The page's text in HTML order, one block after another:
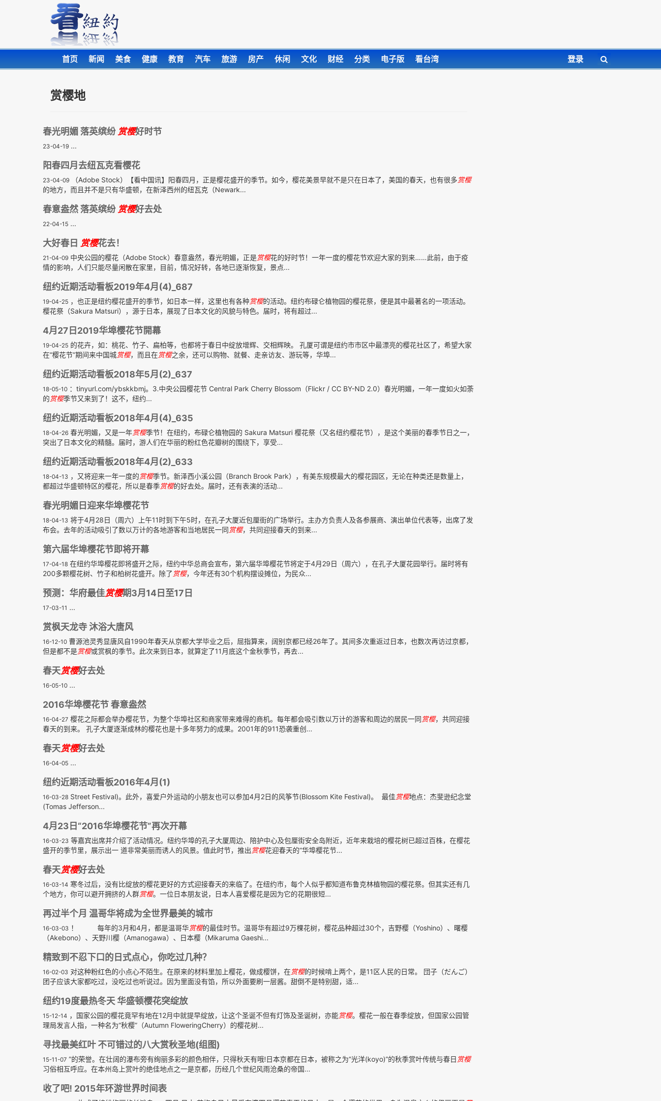
首页 新闻 美食 健康 教育 汽车 旅游 房产 休闲 文化 财经 分类 电子版 看台湾 登录
赏樱地
春光明媚 落英缤纷 赏樱好时节
23-04-19 ...
阳春四月去纽瓦克看樱花
23-04-09 （Adobe Stock）【看中国讯】阳春四月，正是樱花盛开的季节。如今，樱花美景早就不是只在日本了，美国的春天，也有很多 赏樱
的地方，而且并不是只有华盛顿，在新泽西州的纽瓦克（Newark...
春意盎然 落英缤纷 赏樱好去处
22-04-15 ...
大好春日 赏樱花去！
21-04-09 中央公园的樱花（Adobe Stock）春意盎然，春光明媚，正是赏樱花的好时节！一年一度的樱花节欢迎大家的到来……此前，由于疫
情的影响，人们只能尽量闲散在家里，目前，情况好转，各地已逐渐恢复，景点...
纽约近期活动看板2019年4月(4)_687
19-04-25 ，也正是纽约樱花盛开的季节，如日本一样，这里也有各种赏樱的活动。纽约布碌仑植物园的樱花祭，便是其中最著名的一项活动。
樱花祭（Sakura Matsuri），源于日本，展现了日本文化的风貌与特色。届时，将有超过...
4月27日2019华埠樱花节開幕
19-04-25 的花卉，如：桃花、竹子、扁柏等，也都将于春日中绽放增辉、交相辉映。 孔厦可谓是纽约市市区中最漂亮的樱花社区了，希望大家
在“樱花节”期间来中国城赏樱，而且在赏樱之余，还可以购物、就餐、走亲访友、游玩等，华埠...
纽约近期活动看板2018年5月(2)_637
18-05-10 ：tinyurl.com/ybskkbmj。3.中央公园樱花节 Central Park Cherry Blossom（Flickr / CC BY-ND 2.0）春光明媚，一年一度如火如荼
的 赏樱季节又来到了！这不，纽约...
纽约近期活动看板2018年4月(4)_635
18-04-26 春光明媚，又是一年赏樱季节！在纽约，布碌仑植物园的 Sakura Matsuri 樱花祭（又名纽约樱花节），是这个美丽的春季节日之一，
突出了日本文化的精髓。届时，游人们在华丽的粉红色花瓣树的围绕下，享受...
纽约近期活动看板2018年4月(2)_633
18-04-13 ，又将迎来一年一度的 赏樱季节。新泽西小溪公园（Branch Brook Park），有美东规模最大的樱花园区，无论在种类还是数量上，
都超过华盛顿特区的樱花，所以是春季赏樱的好去处。届时，还有表演的活动...
春光明媚日迎来华埠樱花节
18-04-13 将于4月28日（周六）上午11时到下午5时，在孔子大厦近包厘街的广场举行。主办方负责人及各参展商、演出单位代表等，出席了发
布会。去年的活动吸引了数以万计的各地游客和当地居民一同 赏樱，共同迎接春天的到来...
第六届华埠樱花节即将开幕
17-04-18 在纽约华埠樱花即将盛开之际，纽约中华总商会宣布，第六届华埠樱花节将定于4月29日（周六），在孔子大厦花园举行。届时将有
200多颗樱花树、竹子和柏树花盛开。除了 赏樱，今年还有30个机构摆设摊位，为民众...
预测：华府最佳赏樱期3月14日至17日
17-03-11 ...
赏枫天龙寺 沐浴大唐风
16-12-10 曹源池灵秀显唐风自1990年春天从京都大学毕业之后，屈指算来，阔别京都已经26年了。其间多次重返过日本，也数次再访过京都，
但是都不是赏樱或赏枫的季节。此次来到日本，就算定了11月底这个金秋季节，再去...
春天赏樱好去处
16-05-10 ...
2016华埠樱花节 春意盎然
16-04-27 樱花之际都会举办樱花节，为整个华埠社区和商家带来难得的商机。每年都会吸引数以万计的游客和周边的居民一同 赏樱，共同迎接
春天的到来。 孔子大厦逐渐成林的樱花也是十多年努力的成果。2001年的911恐袭重创...
春天赏樱好去处
16-04-05 ...
纽约近期活动看板2016年4月(1)
16-03-28 Street Festival)。此外，喜爱户外运动的小朋友也可以参加4月2日的风筝节(Blossom Kite Festival)。 最佳赏樱地点：杰斐逊纪念堂
(Tomas Jefferson...
4月23日“2016华埠樱花节”再次开幕
16-03-23 等嘉宾出席并介绍了活动情况。纽约华埠的孔子大厦周边、陪护中心及包厘街安全岛附近，近年来栽培的樱花树已超过百株，在樱花
盛开的季节里，展示出一 道非常美丽而诱人的风景。值此时节，推出 赏樱花迎春天的“华埠樱花节...
春天赏樱好去处
16-03-14 寒冬过后，没有比绽放的樱花更好的方式迎接春天的来临了。在纽约市，每个人似乎都知道布鲁克林植物园的樱花祭。但其实还有几
个地方，你可以避开拥挤的人群赏樱。一位日本朋友说，日本人喜爱樱花是因为它的花期很短...
再过半个月 温哥华将成为全世界最美的城市
16-03-03 ！ 每年的3月和4月，都是温哥华赏樱的最佳时节。温哥华有超过9万棵花树，樱花品种超过30个，吉野樱（Yoshino）、曙樱
（Akebono）、天野川樱（Amanogawa）、日本樱（Mikaruma Gaeshi...
精致到不忍下口的日式点心，你吃过几种？
16-02-03 对这种粉红色的小点心不陌生。在原来的材料里加上樱花，做成樱饼，在赏樱的时候啃上两个，是11区人民的日常。 団子（だんご）
团子应该大家都吃过，没吃过也听说过。因为里面没有馅，所以外面要刷一层酱。甜倒不是特别甜，适...
纽约19度最热冬天 华盛顿樱花突绽放
15-12-14 ，国家公园的樱花竟罕有地在12月中就提早绽放，让这个圣诞不但有灯饰及圣诞树，亦能赏樱。樱花一般在春季绽放，但国家公园管
理局发言人指，一种名为“秋樱”（Autumn FloweringCherry）的樱花树...
寻找最美红叶 不可错过的八大赏秋圣地(组图)
15-11-07 ”的荣誉。在壮阔的瀑布旁有绚丽多彩的颜色相伴，只得秋天有哦!日本京都在日本，被称之为“光洋(koyo)”的秋季赏叶传统与春日 赏樱
习俗相互呼应。在本州岛上赏叶的绝佳地点之一是京都，历经几个世纪风雨沧桑的帝国...
收了吧! 2015年环游世界时间表